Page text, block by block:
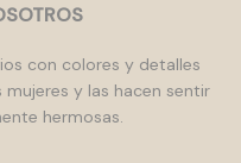
con colores y detalles
y las hacen sentir
hermosas.